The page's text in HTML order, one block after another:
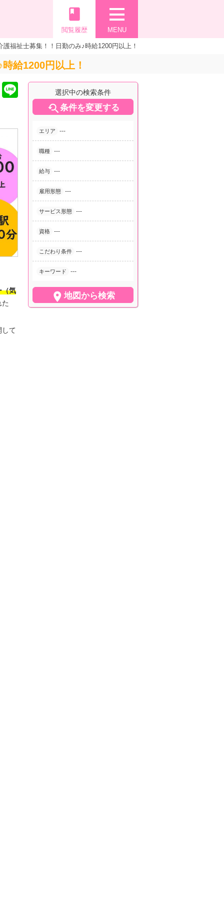
MENU
book
閲覧履歴
福祉士募集！！日勤のみ♪時給1200円以上！
給1200円以上！
選択中の検索条件
条件を変更する
エリア ---
職種 ---
給与 ---
雇用形態 ---
サービス形態 ---
資格 ---
こだわり条件 ---
キーワード ---
 地図から検索
（気
て